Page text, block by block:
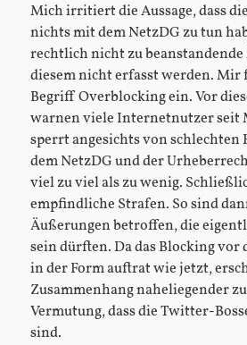
Mich irritiert die Aussage, dass
nichts mit dem NetzDG zu tun
rechtlich nicht zu
diesem nicht erfasst werden. Mir
Begriff Overblocking ein. Vor
warnen viele Internetnutzer seit
sperrt angesichts von
dem NetzDG und der
viel zu viel als zu wenig.
empfindliche Strafen. So sind
Äußerungen betroffen, die
sein dürften. Da das Blocking vor
in der Form auftrat wie jetzt,
Zusammenhang naheliegender
Vermutung, dass die Twitter-
sind.